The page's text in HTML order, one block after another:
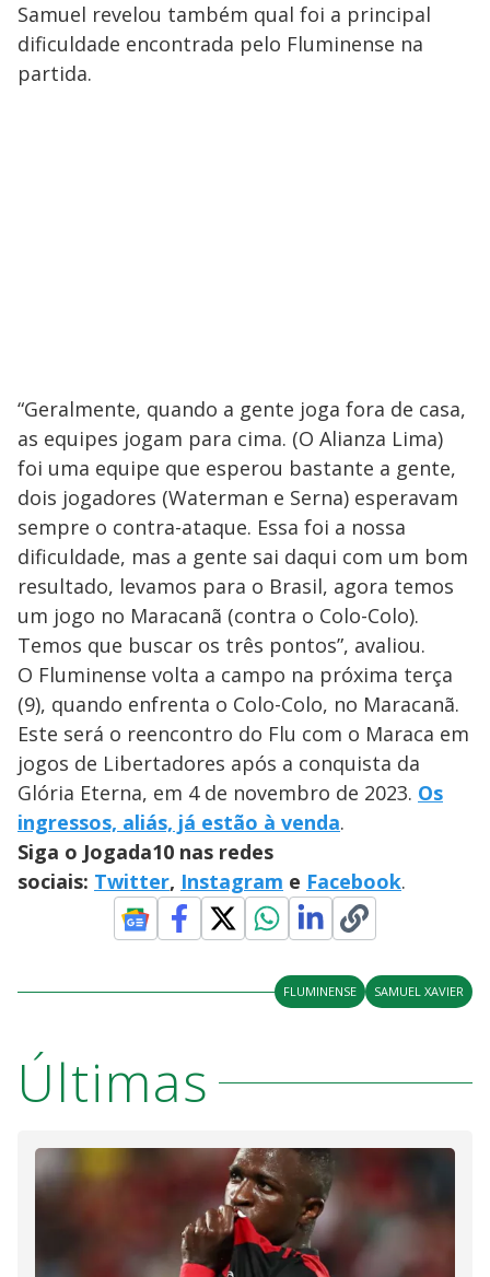
Samuel revelou também qual foi a principal
dificuldade encontrada pelo Fluminense na
partida.
“Geralmente, quando a gente joga fora de casa,
as equipes jogam para cima. (O Alianza Lima)
foi uma equipe que esperou bastante a gente,
dois jogadores (Waterman e Serna) esperavam
sempre o contra-ataque. Essa foi a nossa
dificuldade, mas a gente sai daqui com um bom
resultado, levamos para o Brasil, agora temos
um jogo no Maracanã (contra o Colo-Colo).
Temos que buscar os três pontos”, avaliou.
O Fluminense volta a campo na próxima terça
(9), quando enfrenta o Colo-Colo, no Maracanã.
Este será o reencontro do Flu com o Maraca em
jogos de Libertadores após a conquista da
Glória Eterna, em 4 de novembro de 2023. Os
ingressos, aliás, já estão à venda.
Siga o Jogada10 nas redes
sociais: Twitter, Instagram e Facebook.
FLUMINENSE SAMUEL XAVIER
Últimas